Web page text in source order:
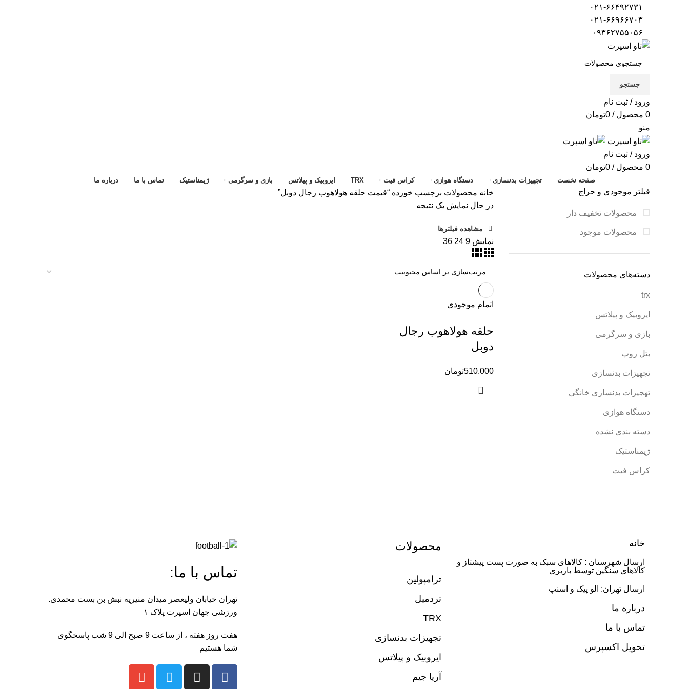
جستجو
ورود / ثبت نام
0 محصول / تومان0
منو
ورود / ثبت نام
0 محصول / تومان0
صفحه نخست تجهیزات بدنسازی دستگاه هوازی کراس فیت TRX ایروبیک و پیلاتس بازی و سرگرمی ژیمناستیک تماس با ما درباره ما
فیلتر موجودی و حراج
محصولات تخفیف دار
محصولات موجود
دسته‌های محصولات
trx
ایروبیک و پیلاتس
بازی و سرگرمی
بتل روپ
تجهیزات بدنسازی
تهجیزات بدنسازی خانگی
دستگاه هوازی
دسته بندی نشده
ژیمناستیک
کراس فیت
خانه محصولات برچسب خورده “قیمت حلقه هولاهوب رجال دوبل”
در حال نمایش یک نتیجه
مشاهده فیلترها
نمایش9
24
36
اتمام موجودی
حلقه هولاهوب رجال
دوبل
تومان510.000
خانه
ارسال شهرستان : کالاهای سبک به صورت پست پیشتاز و
کالاهای سنگین توسط باربری
ارسال تهران: الو پیک و اسنپ
درباره ما
تماس با ما
تحویل اکسپرس
محصولات
ترامپولین
تردمیل
TRX
تجهیزات بدنسازی
ایروبیک و پیلاتس
آریا جیم
تماس با ما:
تهران خیابان ولیعصر میدان منیریه نبش بن بست محمدی.
ورزشی جهان اسپرت پلاک ۱
هفت روز هفته ، از ساعت 9 صبح الی 9 شب پاسخگوی
شما هستیم